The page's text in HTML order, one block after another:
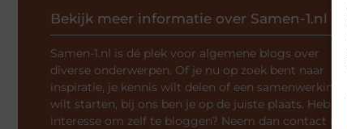
Bekijk meer informatie over Samen-1.nl
Samen-1.nl is dé plek voor algemene blogs over
diverse onderwerpen. Of je nu op zoek bent naar
inspiratie, je kennis wilt delen of een samenwerking
wilt starten, bij ons ben je op de juiste plaats. Heb je
interesse om zelf te bloggen? Neem dan contact met